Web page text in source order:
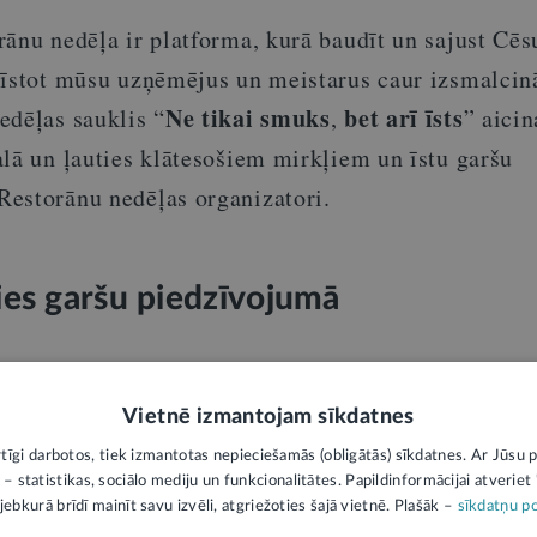
nedēļa ir platforma, kurā baudīt un sajust
mūsu uzņēmējus un meistarus caur
sauklis “Ne tikai smuks, bet arī īsts”
un ļauties klātesošiem mirkļiem un īstu garšu
nedēļas organizatori.
garšu piedzīvojumā
lielisku iespēju gan Cēsu novada iedzīvotājiem,
pilsētām doties rudenīgā garšu ceļojumā.
uzņēmējus un piedzīvot restorānu radītās
novada sirdi.
Vietnē izmantojam sīkdatnes
darbotos, tiek izmantotas nepieciešamās (obligātās) sīkdatnes. Ar Jūsu
statistikas, sociālo mediju un funkcionalitātes. Papildinformācijai atveriet
brīdī mainīt savu izvēli, atgriežoties šajā vietnē. Plašāk – sīkdatņu